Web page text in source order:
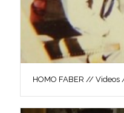
HOMO FABER // Videos